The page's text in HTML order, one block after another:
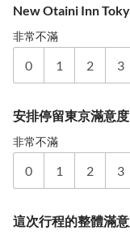
New Otaini Inn
非常不滿
0 1 2 3
安排停留東京滿意度
非常不滿
0 1 2 3
這次行程的整體滿